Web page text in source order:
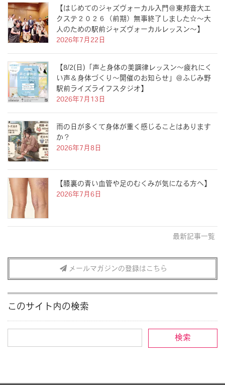
【はじめてのジャズヴォーカル入門＠東邦音大エ
クステ２０２６（前期）無事終了しました☆〜大
人のための駅前ジャズヴォーカルレッスン〜】
2026年7月22日
【8/2(日)「声と身体の美調律レッスン〜疲れにく
い声＆身体づくり〜開催のお知らせ」＠ふじみ野
駅前ライズライフスタジオ】
2026年7月13日
雨の日が多くて身体が重く感じることはあります
か？
2026年7月8日
【膝裏の青い血管や足のむくみが気になる方へ】
2026年7月6日
最新記事一覧
メールマガジンの登録はこちら
このサイト内の検索